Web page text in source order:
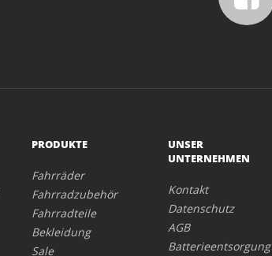
PRODUKTE
Fahrräder
Fahrradzubehör
Fahrradteile
Bekleidung
Sale
UNSER
UNTERNEHMEN
Kontakt
Datenschutz
AGB
Batterieentsorgung